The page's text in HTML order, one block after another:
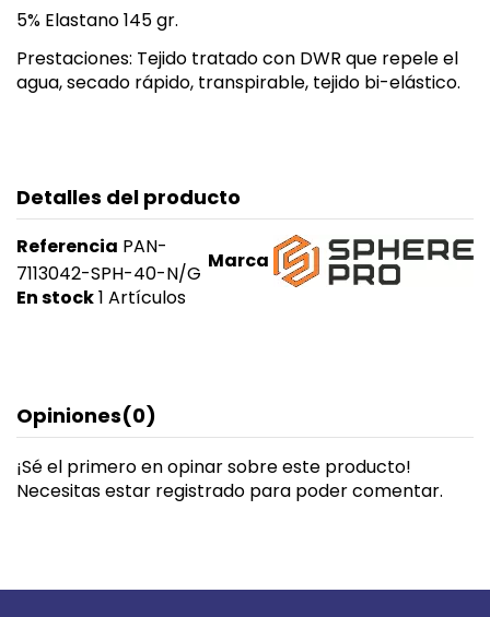
5% Elastano 145 gr.
Prestaciones: Tejido tratado con DWR que repele el
agua, secado rápido, transpirable, tejido bi-elástico.
Detalles del producto
Marca
Referencia PAN-
7113042-SPH-40-N/G
En stock1 Artículos
Opiniones(0)
¡Sé el primero en opinar sobre este producto!
Necesitas estar registrado para poder comentar.